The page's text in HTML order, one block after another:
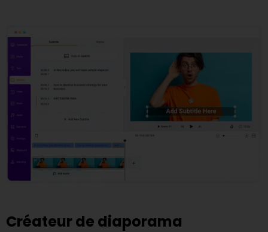
Créateur de diaporama